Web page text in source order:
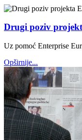
Drugi poziv
Uz pomoć Enterprise
Opširnije...